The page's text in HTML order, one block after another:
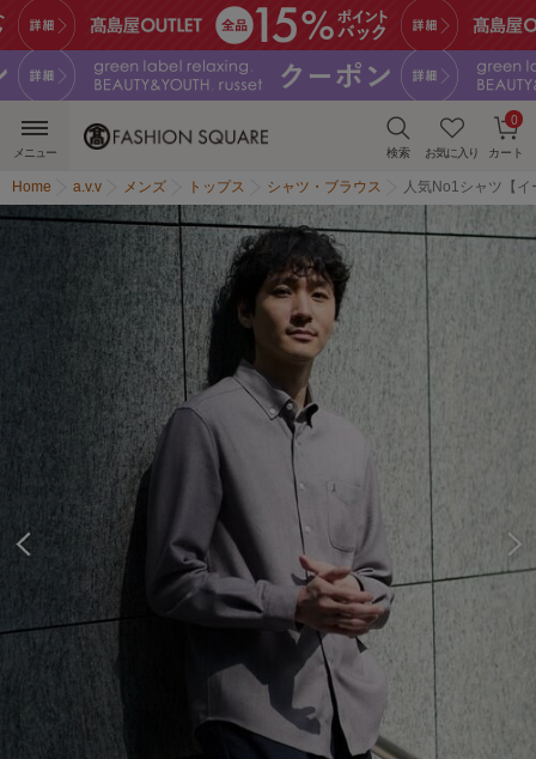
検索 お気に入り カート
0
メニュー
Home a.v.v メンズ トップス シャツ・ブラウス 人気No1シャツ【